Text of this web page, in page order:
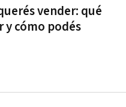
vender: qué
y cómo podés